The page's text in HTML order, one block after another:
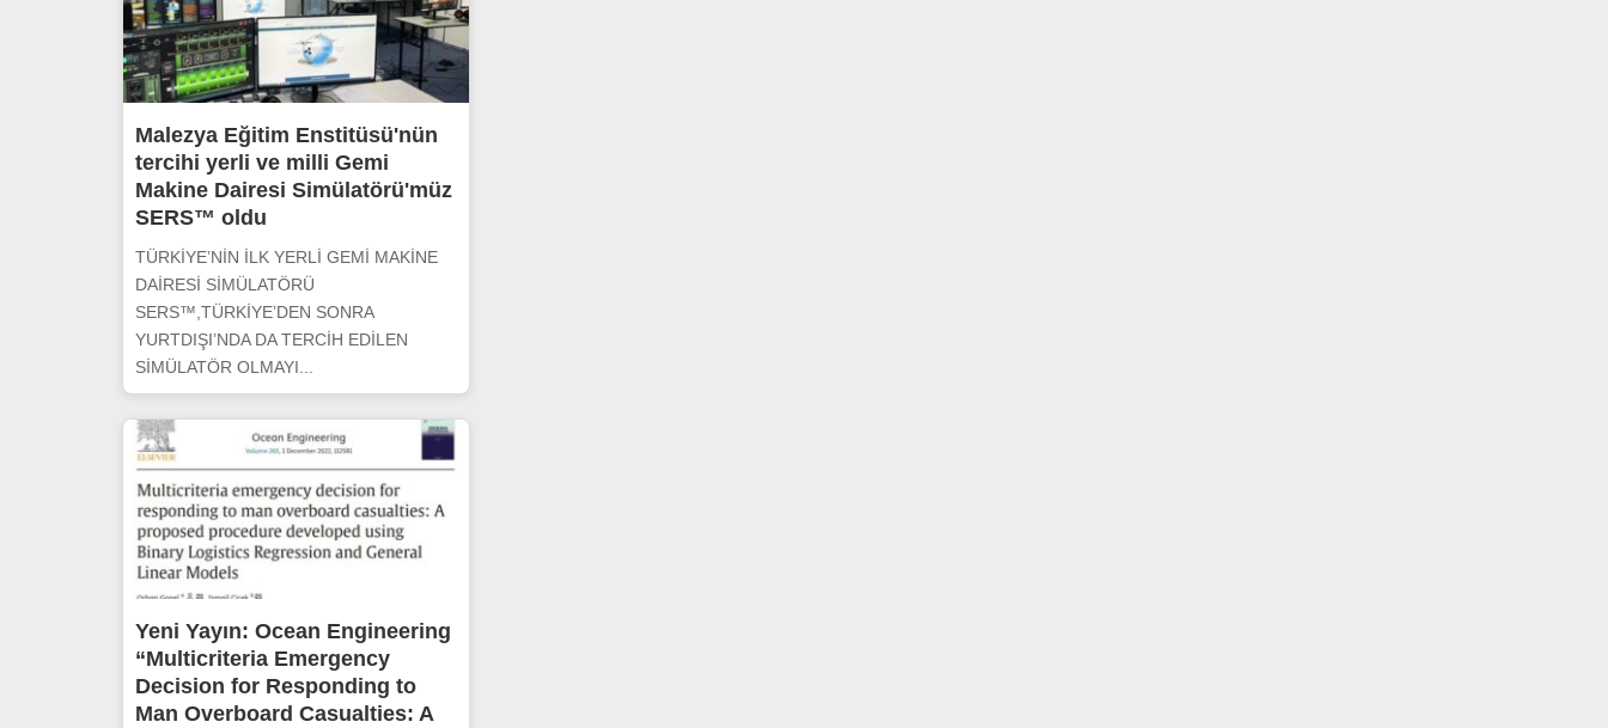
Malezya Eğitim Enstitüsü'nün
tercihi yerli ve milli Gemi
Makine Dairesi Simülatörü'müz
SERS™ oldu
TÜRKİYE’NİN İLK YERLİ GEMİ MAKİNE
DAİRESİ SİMÜLATÖRÜ
SERS™,TÜRKİYE’DEN SONRA
YURTDIŞI’NDA DA TERCİH EDİLEN
SİMÜLATÖR OLMAYI...
Yeni Yayın: Ocean Engineering
“Multicriteria Emergency
Decision for Responding to
Man Overboard Casualties: A